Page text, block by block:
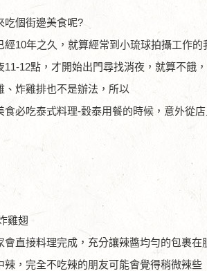
吃個街邊美食呢?
經10年之久，就算經常到小琉球拍攝工作
11-12點，才開始出門尋找消夜，就算不餓
、炸雞排也不是辦法，所以
食必吃泰式料理-穀泰用餐的時候，意外從
雞翅
會直接料理完成，充分讓辣醬均勻的包裹在
辣，完全不吃辣的朋友可能會覺得稍微辣些